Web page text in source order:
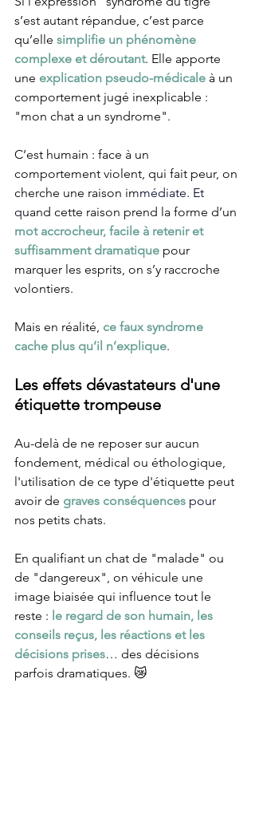
s’est autant répandue, c’est parce
qu’elle simplifie un phénomène
complexe et déroutant. Elle apporte
une explication pseudo-médicale à un
comportement jugé inexplicable :
"mon chat a un syndrome".
C’est humain : face à un
comportement violent, qui fait peur, on
cherche une raison immédiate. Et
quand cette raison prend la forme d’un
mot accrocheur, facile à retenir et
suffisamment dramatique pour
marquer les esprits, on s’y raccroche
volontiers.
Mais en réalité, ce faux syndrome
cache plus qu’il n’explique.
Les effets dévastateurs d'une
étiquette trompeuse
Au-delà de ne reposer sur aucun
fondement, médical ou éthologique,
l'utilisation de ce type d'étiquette peut
avoir de graves conséquences pour
nos petits chats.
En qualifiant un chat de "malade" ou
de "dangereux", on véhicule une
image biaisée qui influence tout le
reste : le regard de son humain, les
conseils reçus, les réactions et les
décisions prises… des décisions
parfois dramatiques. 😿